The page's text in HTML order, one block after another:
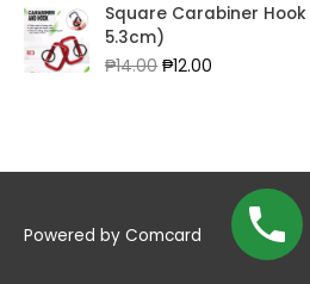
Square Carabiner
5.3cm)
₱14.00Original
₱12.00
Powered by Comcard